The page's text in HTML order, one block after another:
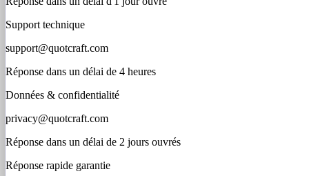
Support technique
support@quotcraft.com
Réponse dans un délai de 4 heures
Données & confidentialité
privacy@quotcraft.com
Réponse dans un délai de 2 jours ouvrés
Réponse rapide garantie